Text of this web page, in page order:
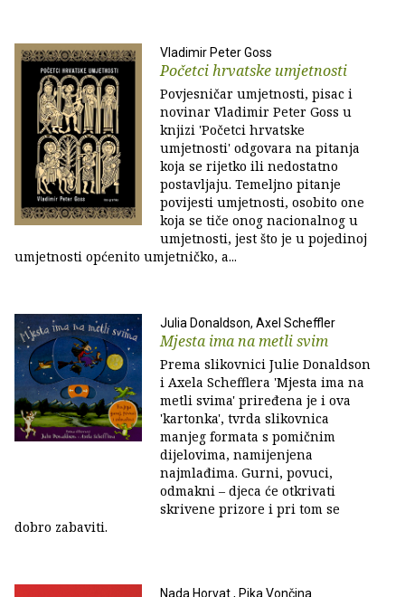
Vladimir Peter Goss
Početci hrvatske umjetnosti
Povjesničar umjetnosti, pisac i
novinar Vladimir Peter Goss u
knjizi 'Početci hrvatske
umjetnosti' odgovara na pitanja
koja se rijetko ili nedostatno
postavljaju. Temeljno pitanje
povijesti umjetnosti, osobito one
koja se tiče onog nacionalnog u
umjetnosti, jest što je u pojedinoj
umjetnosti općenito umjetničko, a...
Julia Donaldson, Axel Scheffler
Mjesta ima na metli svim
Prema slikovnici Julie Donaldson
i Axela Schefflera 'Mjesta ima na
metli svima' priređena je i ova
'kartonka', tvrda slikovnica
manjeg formata s pomičnim
dijelovima, namijenjena
najmlađima. Gurni, povuci,
odmakni – djeca će otkrivati
skrivene prizore i pri tom se
dobro zabaviti.
Nada Horvat , Pika Vončina